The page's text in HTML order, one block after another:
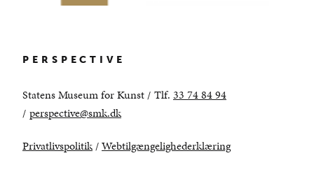
PERSPECTIVE
Statens Museum for Kunst / Tlf. 33 74 84 94
/ perspective@smk.dk
Privatlivspolitik/Webtilgængelighederklæring